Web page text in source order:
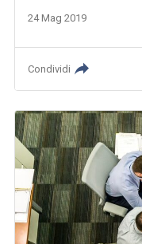
24 Mag 2019
Condividi